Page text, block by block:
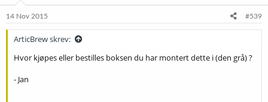
e
14 Nov 2015 #539
ArticBrew skrev:
Hvor kjøpes eller bestilles boksen du har montert dette i (den grå) ?
- Jan